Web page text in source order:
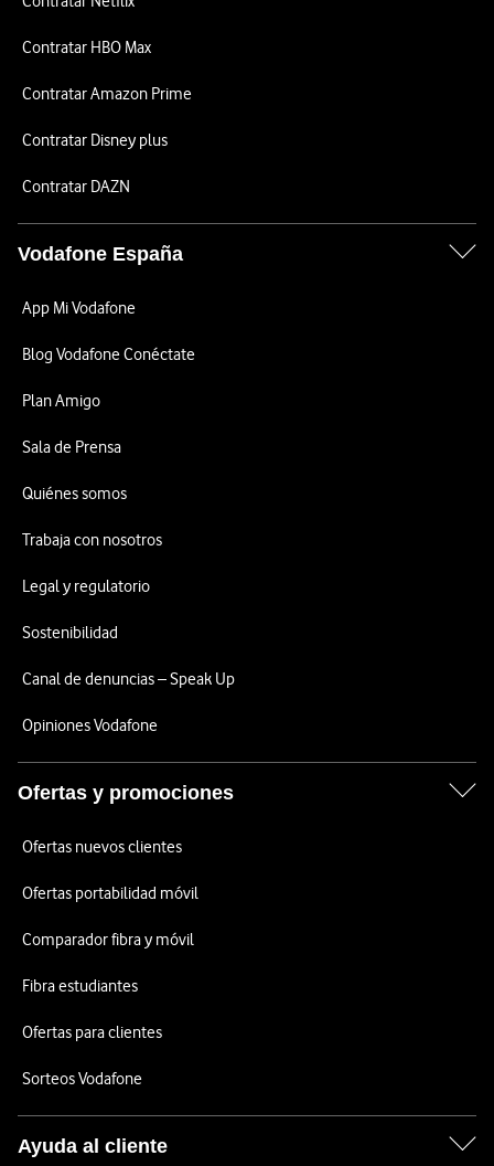
Contratar HBO Max
Contratar Amazon Prime
Contratar Disney plus
Contratar DAZN
Vodafone España
App Mi Vodafone
Blog Vodafone Conéctate
Plan Amigo
Sala de Prensa
Quiénes somos
Trabaja con nosotros
Legal y regulatorio
Sostenibilidad
Canal de denuncias – Speak Up
Opiniones Vodafone
Ofertas y promociones
Ofertas nuevos clientes
Ofertas portabilidad móvil
Comparador fibra y móvil
Fibra estudiantes
Ofertas para clientes
Sorteos Vodafone
Ayuda al cliente